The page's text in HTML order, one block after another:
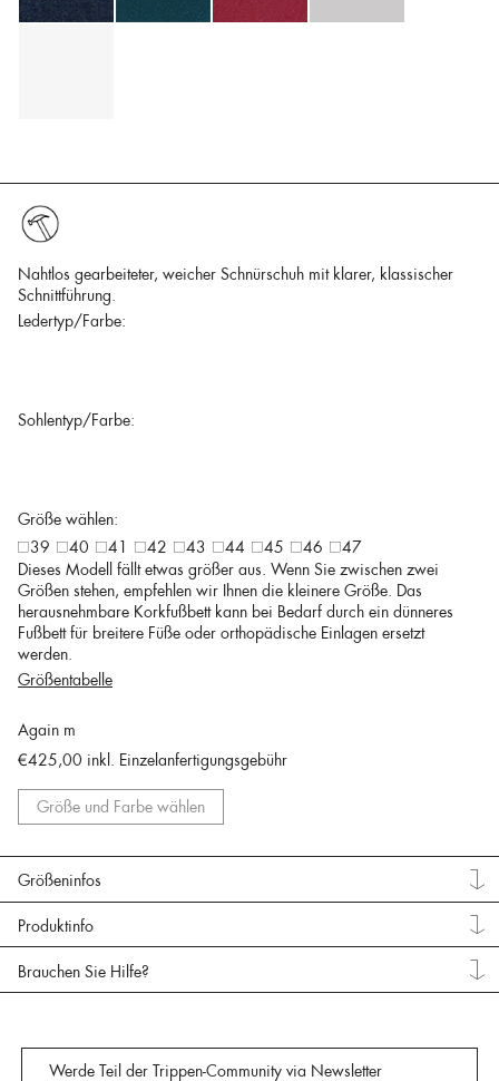
Nahtlos gearbeiteter, weicher Schnürschuh mit klarer, klassischer
Schnittführung.
Ledertyp/Farbe:
Sohlentyp/Farbe:
Größe wählen:
39
40 41 42 43 44 45 46
47
Dieses Modell fällt etwas größer aus. Wenn Sie zwischen zwei
Größen stehen, empfehlen wir Ihnen die kleinere Größe. Das
herausnehmbare Korkfußbett kann bei Bedarf durch ein dünneres
Fußbett für breitere Füße oder orthopädische Einlagen ersetzt
werden.
Größentabelle
Again m
€425,00 inkl. Einzelanfertigungsgebühr
Größe und Farbe wählen
Größeninfos
Produktinfo
Brauchen Sie Hilfe?
Werde Teil der Trippen-Community via Newsletter